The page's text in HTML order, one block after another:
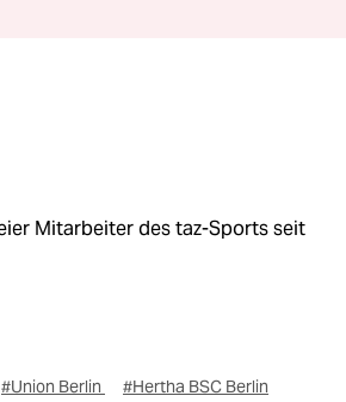
Mitarbeiter des taz-Sports seit
#Union Berlin #Hertha BSC Berlin